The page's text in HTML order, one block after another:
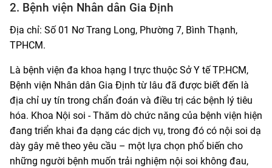
2. Bệnh viện Nhân dân Gia Định
Địa chỉ: Số 01 Nơ Trang Long, Phường 7, Bình Thạnh,
TPHCM.
Là bệnh viện đa khoa hạng I trực thuộc Sở Y tế TP.HCM,
Bệnh viện Nhân dân Gia Định từ lâu đã được biết đến là
địa chỉ uy tín trong chẩn đoán và điều trị các bệnh lý tiêu
hóa. Khoa Nội soi - Thăm dò chức năng của bệnh viện hiện
đang triển khai đa dạng các dịch vụ, trong đó có nội soi dạ
dày gây mê theo yêu cầu – một lựa chọn phổ biến cho
những người bệnh muốn trải nghiệm nội soi không đau,